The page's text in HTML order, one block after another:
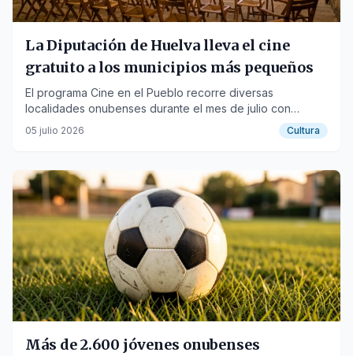
La Diputación de Huelva lleva el cine
gratuito a los municipios más pequeños
El programa Cine en el Pueblo recorre diversas
localidades onubenses durante el mes de julio con
proyecciones al aire libre.
05 julio 2026 Cultura
Más de 2.600 jóvenes onubenses